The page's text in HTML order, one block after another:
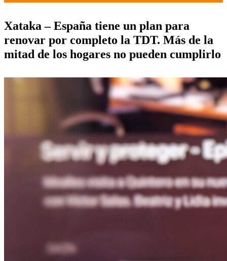
Xataka – España tiene un plan para
renovar por completo la TDT. Más de la
mitad de los hogares no pueden cumplirlo